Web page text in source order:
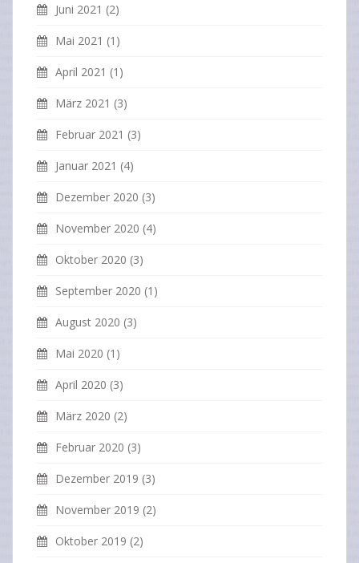
Juni 2021 (2)
Mai 2021 (1)
April 2021 (1)
März 2021 (3)
Februar 2021 (3)
Januar 2021 (4)
Dezember 2020 (3)
November 2020 (4)
Oktober 2020 (3)
September 2020 (1)
August 2020 (3)
Mai 2020 (1)
April 2020 (3)
März 2020 (2)
Februar 2020 (3)
Dezember 2019 (3)
November 2019 (2)
Oktober 2019 (2)